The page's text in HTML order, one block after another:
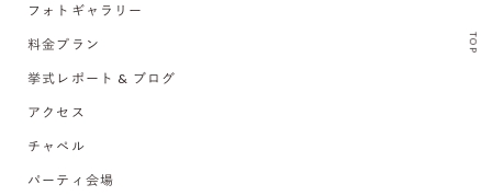
TOP
フォトギャラリー
料金プラン
挙式レポート & ブログ
アクセス
チャペル
パーティ会場